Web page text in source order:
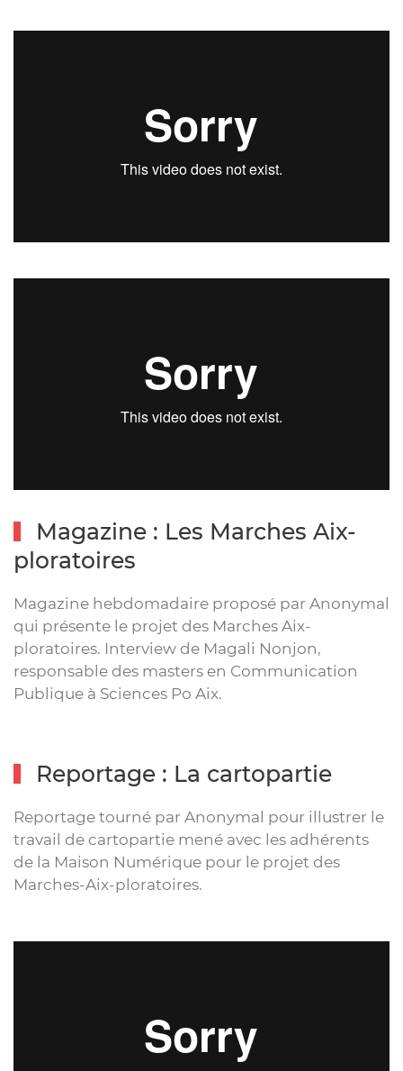
Magazine : Les Marches Aix-
ploratoires
Magazine hebdomadaire proposé par Anonymal
qui présente le projet des Marches Aix-
ploratoires. Interview de Magali Nonjon,
responsable des masters en Communication
Publique à Sciences Po Aix.
Reportage : La cartopartie
Reportage tourné par Anonymal pour illustrer le
travail de cartopartie mené avec les adhérents
de la Maison Numérique pour le projet des
Marches-Aix-ploratoires.